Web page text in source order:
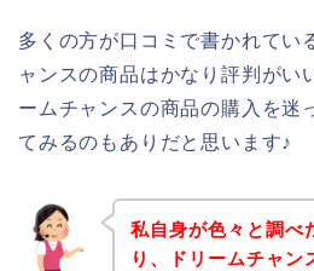
多くの方が口コミで書かれてい
ャンスの商品はかなり評判がい
ームチャンスの商品の購入を迷
てみるのもありだと思います♪
私自身が色々と調べ
り、ドリームチャン